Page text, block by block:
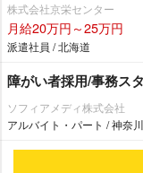
株式会社京栄センター
月給20万円～25万円
派遣社員 / 北海道
障がい者採用/事務ス
ソフィアメディ株式会社
アルバイト・パート / 神奈